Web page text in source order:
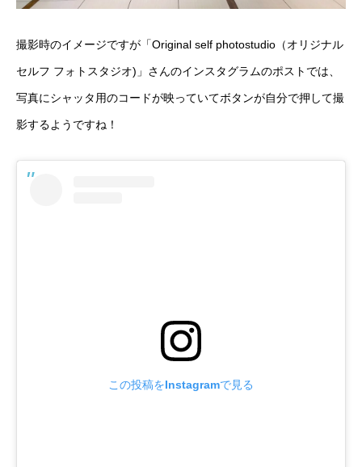
撮影時のイメージですが「Original self photostudio（オリジナル
セルフ フォトスタジオ)」さんのインスタグラムのポストでは、
写真にシャッタ用のコードが映っていてボタンが自分で押して撮
影するようですね！
この投稿をInstagramで見る